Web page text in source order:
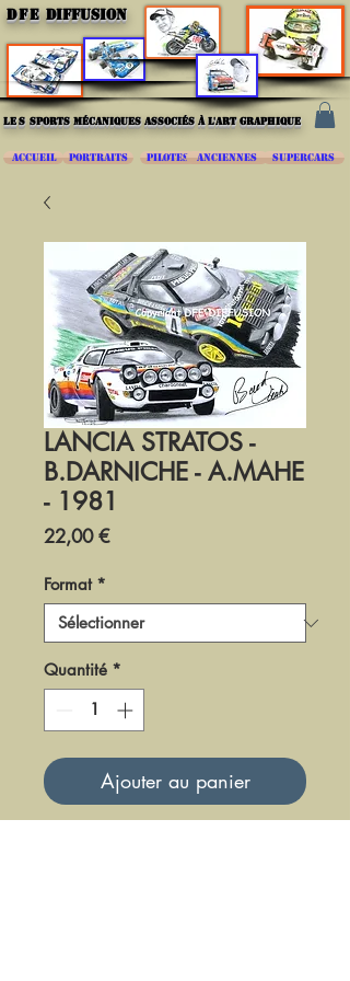
DFE DIFFUSION
les sports mécaniques associés à l'art graphique
ACCUEIL PORTRAITS PILOTES ANCIENNES SUPERCARS
LANCIA STRATOS -
B.DARNICHE - A.MAHE
- 1981
22,00 €Prix
Format *
Quantité *
Ajouter au panier